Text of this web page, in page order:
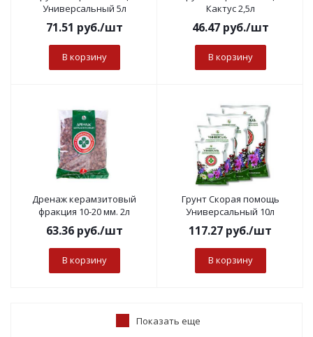
Универсальный 5л
71.51 руб./шт
В корзину
Кактус 2,5л
46.47руб./шт
В корзину
Дренаж керамзитовый
фракция 10-20 мм. 2л
63.36руб./шт
В корзину
Грунт Скорая помощь
Универсальный 10л
117.27 руб./шт
В корзину
Показать еще